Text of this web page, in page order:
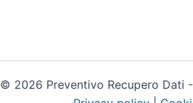
© 2026 Preventivo Recupero Dati